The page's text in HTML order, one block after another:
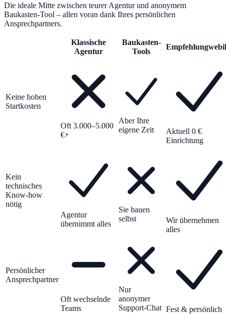
Die ideale Mitte zwischen teurer Agentur und anonymem
Baukasten-Tool – allen voran dank Ihres persönlichen
Ansprechpartners.
Klassische
Agentur
Baukasten-
Tools
Empfehlung
Keine hohen
Startkosten
Oft 3.000–5.000
€+
Aber Ihre
eigene Zeit
Aktuell 0 €
Einrichtung
Kein
technisches
Know-how
nötig
Agentur
übernimmt alles
Sie bauen
selbst
Wir übernehmen
alles
Persönlicher
Ansprechpartner
Oft wechselnde
Teams
Nur
anonymer
Support-Chat Fest & persönlich